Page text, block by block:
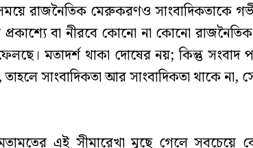
রাজনৈতিক মেরুকরণও সাংবাদিকতাকে
বা নীরবে কোনো না কোনো রাজনৈতিক
মতাদর্শ থাকা দোষের নয়; কিন্তু সংবাদ
তাহলে সাংবাদিকতা আর সাংবাদিকতা থাকে না,
এই সীমারেখা মুছে গেলে সবচেয়ে